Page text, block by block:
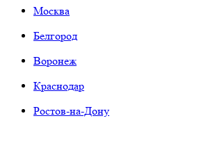
Москва
Белгород
Воронеж
Краснодар
Ростов-на-Дону